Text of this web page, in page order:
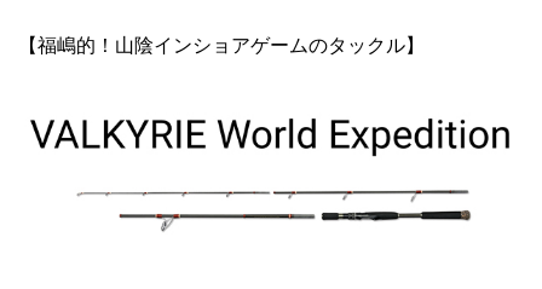
【福嶋的！山陰インショアゲームのタックル】